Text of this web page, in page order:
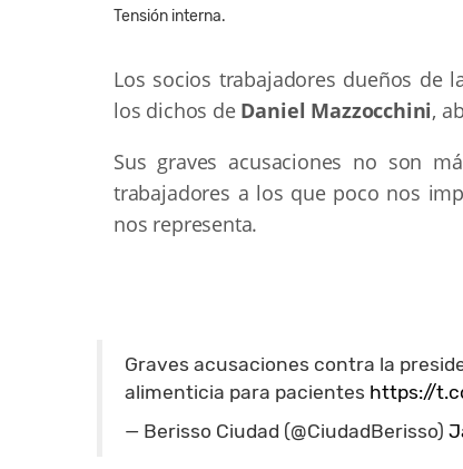
Tensión interna.
Los socios trabajadores dueños de
los dichos de Daniel Mazzocchini,
Sus graves acusaciones no son
trabajadores a los que poco nos
nos representa.
Graves acusaciones contra la
alimenticia para pacientes https://
— Berisso Ciudad (@CiudadBerisso)